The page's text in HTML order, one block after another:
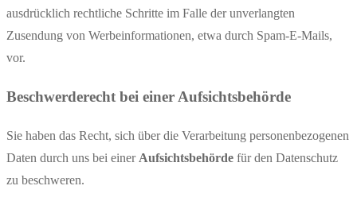
ausdrücklich rechtliche Schritte im Falle der unverlangten
Zusendung von Werbeinformationen, etwa durch Spam-E-Mails,
vor.
Beschwerderecht bei einer Aufsichtsbehörde
Sie haben das Recht, sich über die Verarbeitung personenbezogenen
Daten durch uns bei einer Aufsichtsbehörde für den Datenschutz
zu beschweren.